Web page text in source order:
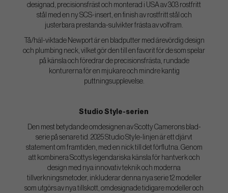
designad, precisionsfräst och monterad i USA av 303 rostfritt
stål med en ny SCS-insert, en finish av rostfritt stål och
justerbara prestanda-sulvikter frästa av volfram.
Tå/häl-viktade Newport är en bladputter med ärevördig design
och plumbing neck, vilket gör den till en favorit för de som spelar
på känsla och föredrar de precisionsfrästa, rundade
konturerna för en mjukare och mindre kantig
puttningsupplevelse.
Studio Style-serien
Den mest betydande omdesignen av Scotty Camerons blad-
serie på senare tid. 2025 Studio Style-linjen är ett djärvt
statement om framtiden, med en nick till det förflutna. Genom
att kombinera Scottys legendariska känsla för hantverk och
design med nya innovativ teknik och moderna
tillverkningsmetoder, inkluderar denna nya serie 12 modeller
som utgörs av nya tillskott, omdesignade tidigare modeller och